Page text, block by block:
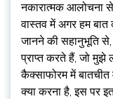
नकारात्मक आलोचना
वास्तव में अगर हम
जानने की सहानुभूति
प्राप्त करते हैं, जो मुझे
कैक्साफोरम में
क्या करना है, इस पर